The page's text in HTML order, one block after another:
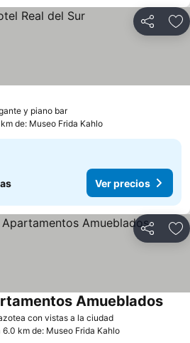
Compartir
y piano barVer precios
de: Museo Frida Kahlo
Ver precios
Compartir
con vistas a la ciudadVer precios
AmuebladosVer
6.0 km de: Museo Frida Kahlo